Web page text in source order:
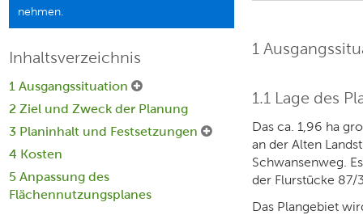
nehmen.
Inhaltsverzeichnis
1 Ausgangssituation
2 Ziel und Zweck der Planung
3 Planinhalt und Festsetzungen
4 Kosten
5 Anpassung des
Flächennutzungsplanes
1
1.1 Lage des
Das ca. 1,96 ha
an der Alten
Schwansenweg.
der Flurstücke 87/
Das Plangebiet